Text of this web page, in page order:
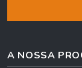
A NOSSA